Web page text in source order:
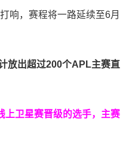
响，赛程将一路延续至6月
放出超过200个APL主赛直
上卫星赛晋级的选手，主赛